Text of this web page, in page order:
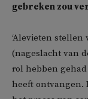
gebreken zou
‘Alevieten
(nageslacht van
rol hebben
heeft ontvangen.